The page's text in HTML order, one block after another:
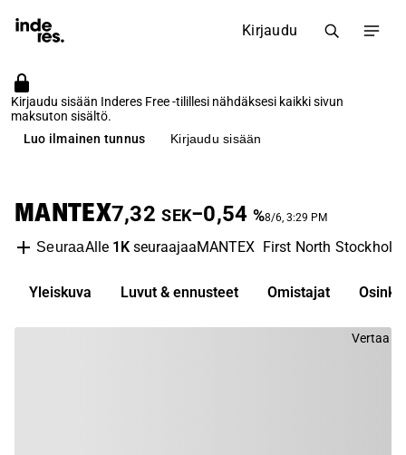
Kirjaudu
Kirjaudu sisään Inderes Free -tilillesi nähdäksesi kaikki sivun
maksuton sisältö.
Luo ilmainen tunnus
Kirjaudu sisään
MANTEX7,32 SEK−0,54 %8/6, 3:29 PM
SeuraaAlle 1KseuraajaaMANTEX First North Stockholm
Yleiskuva Luvut & ennusteet Omistajat Osinko
Vertaa